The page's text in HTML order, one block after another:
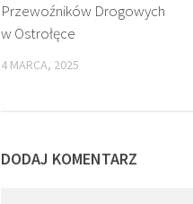
Przewoźników Drogowych
w Ostrołęce
4 MARCA, 2025
DODAJ KOMENTARZ